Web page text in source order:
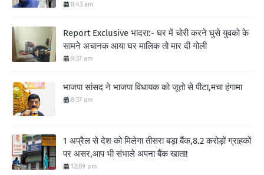
8:43 am
Report Exclusive भादरा:- घर में चोरी करने घुसे युवको के
सामने अचानक आया घर मालिक तो मार दी गोली
9:37 am
भाजपा सांसद ने भाजपा विधायक को जूतो से पीटा,मचा हंगामा
8:37 am
1 अप्रैल से देश को मिलेगा तीसरा बड़ा बैंक,8.2 करोड़ों ग्राहकों
पर असर,आप भी संभाले अपना बैंक खाता!
12:09 pm